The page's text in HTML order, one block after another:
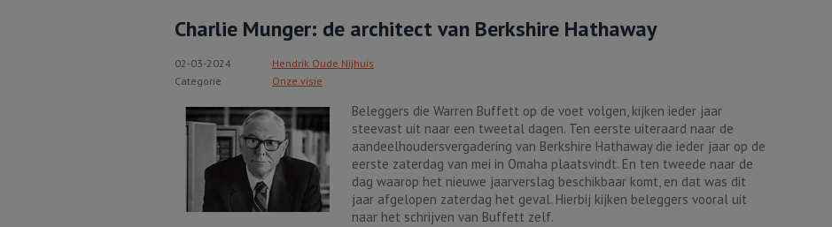
Charlie Munger: de architect van Berkshire Hathaway
02-03-2024
Hendrik Oude Nijhuis
Categorie
Onze visie
Beleggers die Warren Buffett op de voet volgen, kijken ieder jaar
steevast uit naar een tweetal dagen. Ten eerste uiteraard naar de
aandeelhoudersvergadering van Berkshire Hathaway die ieder jaar op de
eerste zaterdag van mei in Omaha plaatsvindt. En ten tweede naar de
dag waarop het nieuwe jaarverslag beschikbaar komt, en dat was dit
jaar afgelopen zaterdag het geval. Hierbij kijken beleggers vooral uit
naar het schrijven van Buffett zelf.